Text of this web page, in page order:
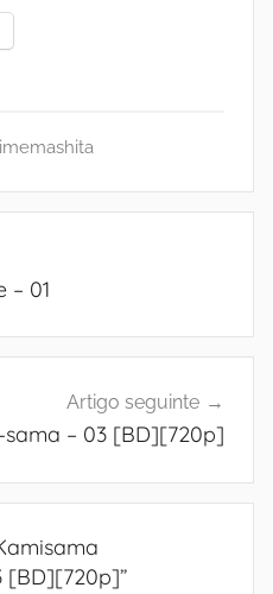
– 01
Artigo seguinte
– 03 [BD][720p]
[BD][720p]”